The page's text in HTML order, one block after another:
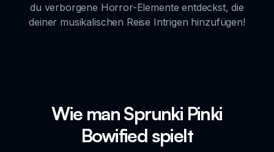
du verborgene Horror-Elemente entdeckst, die
deiner musikalischen Reise Intrigen hinzufügen!
Wie man Sprunki Pinki
Bowified spielt